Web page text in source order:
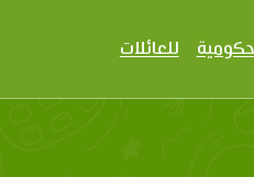
للعائلات